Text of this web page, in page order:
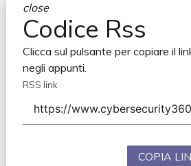
close
Codice Rss
Clicca sul pulsante per copiare il
negli appunti.
RSS link
COPIA